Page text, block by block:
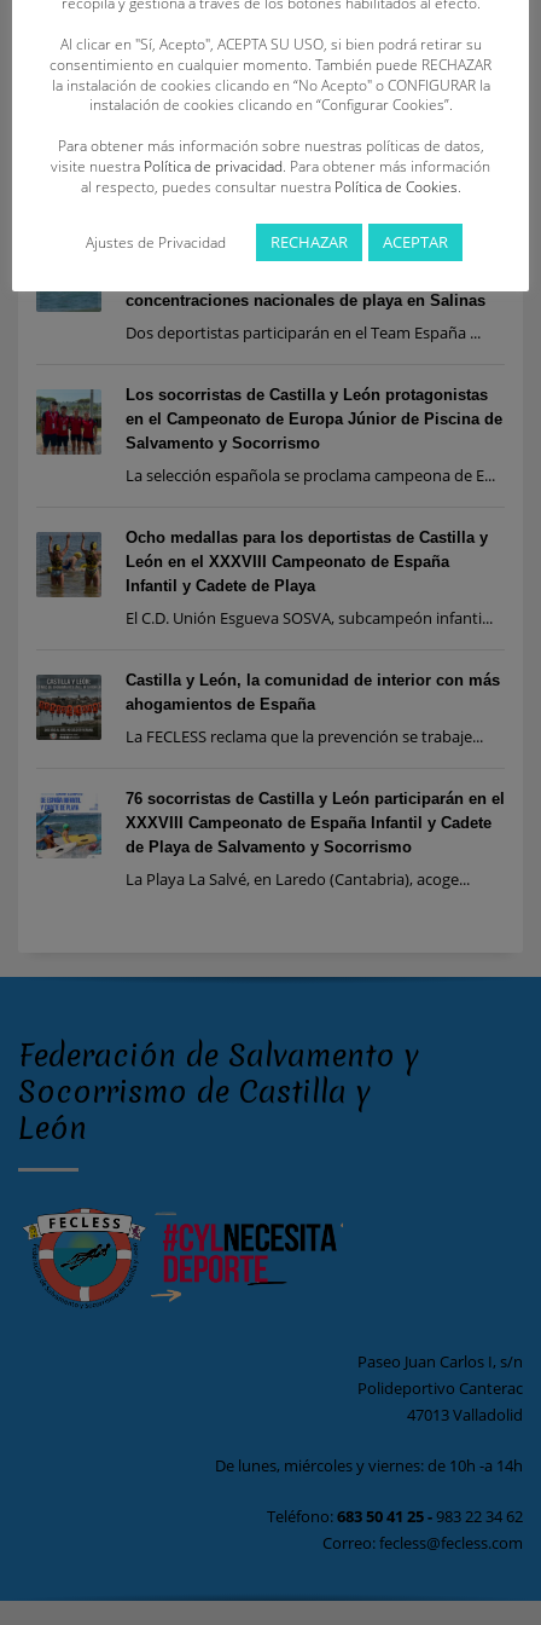
RECENT POSTS
Siete socorristas de Castilla y León, convocados
concentraciones nacionales de playa en Salinas
Dos deportistas participarán en el Team España ...
Los socorristas de Castilla y León protagonistas
en el Campeonato de Europa Júnior de Piscina de
Salvamento y Socorrismo
La selección española se proclama campeona de E...
Ocho medallas para los deportistas de Castilla y
León en el XXXVIII Campeonato de España
Infantil y Cadete de Playa
El C.D. Unión Esgueva SOSVA, subcampeón infanti...
Castilla y León, la comunidad de interior con más
ahogamientos de España
La FECLESS reclama que la prevención se trabaje...
76 socorristas de Castilla y León participarán en el
XXXVIII Campeonato de España Infantil y Cadete
de Playa de Salvamento y Socorrismo
La Playa La Salvé, en Laredo (Cantabria), acoge...
Federación de Salvamento y
Socorrismo de Castilla y
León
Paseo Juan Carlos I, s/n
Polideportivo Canterac
47013 Valladolid
De lunes, miércoles y viernes: de 10h -a 14h
Teléfono:683 50 41 25-983 22 34 62
Correo: fecless@fecless.com
Al clicar en "Sí, Acepto", ACEPTA SU USO, si bien podrá retirar su
consentimiento en cualquier momento. También puede RECHAZAR
la instalación de cookies clicando en “No Acepto" o CONFIGURAR la
instalación de cookies clicando en “Configurar Cookies”.
Para obtener más información sobre nuestras políticas de datos,
visite nuestra Política de privacidad. Para obtener más información
al respecto, puedes consultar nuestra Política de Cookies.
Ajustes de Privacidad RECHAZAR ACEPTAR